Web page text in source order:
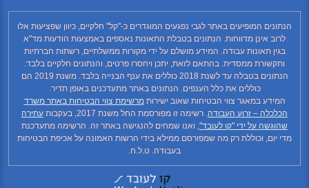
הנתונים המופיעים באתר לגבי נפגעים המוגדרים כ-"קל" חלקיים, כיוון שפציעות אלו
לרוב אינן מדווחות. הנתונים בטבלת התאונות נאספים באמצעות הודעות מד"א
בגין תאונות עבודה. המידע מושלם על ידי מקורות ממשלתיים, רשתות חברתיות
ותקשורת ממסדית. בהתאם לזאת, יתכן ויחסרו פרטים, והנתונים חלקיים בלבד.
הנתונים בטבלה עד לשנת 2018 כוללים את ענף הבנייה בלבד. משנת 2019 הם
כוללים את כלל הענפים. הנתונים באתר מתעדכנים באופן תדיר.
המידע במאגר צווי הבטיחות שאוב ישירותמרשימת צווי הבטיחות באתר משרד
הכלכלה – זרוע העבודה. רשימה זו מפורסמת החל משנת 2017, בעקבות
עתירה
שהוגשה על ידי "קו לעובד", ואנו שמחים להנגישה באתר זה. הרשימה מתעדכנת
מדי יום, וכוללת רק מה שמפורסם ממילא בידי הרשות האמונה על אכיפת הבטיחות
בעבודה. ט.ל.ח.